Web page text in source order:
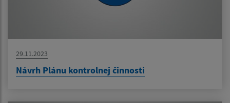
29.11.2023
Návrh Plánu kontrolnej činnosti